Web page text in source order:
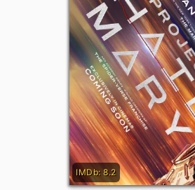
IMDb: 8.2